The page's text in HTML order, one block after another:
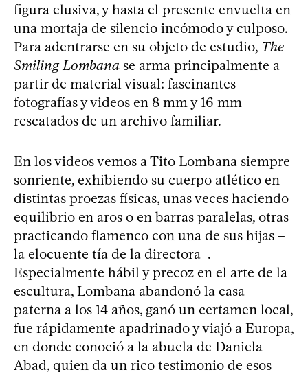
figura elusiva, y hasta el presente envuelta en
una mortaja de silencio incómodo y culposo.
Para adentrarse en su objeto de estudio, The
Smiling Lombana se arma principalmente a
partir de material visual: fascinantes
fotografías y videos en 8 mm y 16 mm
rescatados de un archivo familiar.
En los videos vemos a Tito Lombana siempre
sonriente, exhibiendo su cuerpo atlético en
distintas proezas físicas, unas veces haciendo
equilibrio en aros o en barras paralelas, otras
practicando flamenco con una de sus hijas –
la elocuente tía de la directora–.
Especialmente hábil y precoz en el arte de la
escultura, Lombana abandonó la casa
paterna a los 14 años, ganó un certamen local,
fue rápidamente apadrinado y viajó a Europa,
en donde conoció a la abuela de Daniela
Abad, quien da un rico testimonio de esos